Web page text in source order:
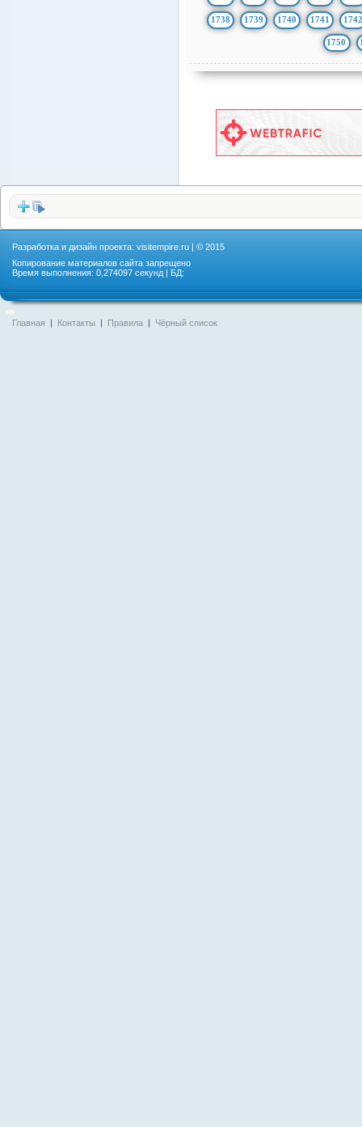
1738 1739 1740 1741 1742
1750
Разработка и дизайн проекта: visitempire.ru | © 2015
Копирование материалов сайта запрещено
Время выполнения: 0,274097 секунд | БД:
Главная | Контакты | Правила | Чёрный список